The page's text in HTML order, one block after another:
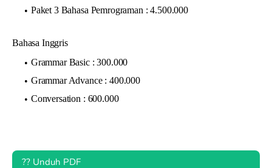
Paket 3 Bahasa Pemrograman : 4.500.000
Bahasa Inggris
Grammar Basic : 300.000
Grammar Advance : 400.000
Conversation : 600.000
?? Unduh PDF